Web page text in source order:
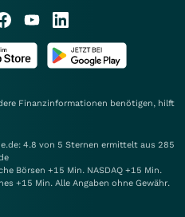
Finanzinformationen benötigen, hilft
4.8 von 5 Sternen ermittelt aus 285
Börsen +15 Min. NASDAQ +15 Min.
+15 Min. Alle Angaben ohne Gewähr.